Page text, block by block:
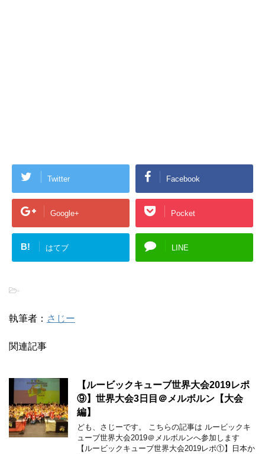
Twitter Facebook
Google+ Pocket
B! はてブ LINE
-
執筆者： さじー
関連記事
【ルービックキューブ世界大会2019レポ
⑨】世界大会3日目＠メルボルン【大会
編】
ども、さじーです。 こちらの記事は ルービックキ
ューブ世界大会2019＠メルボルンへ参加します
【ルービックキューブ世界大会2019レポ①】日本か